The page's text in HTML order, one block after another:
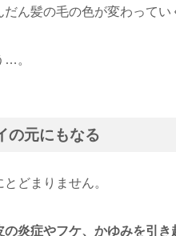
ん髪の毛の色が変わってい
…。
の元にもなる
どまりません。
炎症やフケ、かゆみを引き